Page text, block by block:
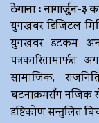
ठेगाना : नागार्जुन-३
युगखबर डिजिटल
युगखवर डटकम
पत्रकारितामार्फत
सामाजिक,
घटनाक्रमसँग नजिक
दृष्टिकोण सन्तुलित